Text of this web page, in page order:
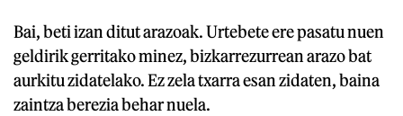
Bai, beti izan ditut arazoak. Urtebete ere pasatu nuen
geldirik gerritako minez, bizkarrezurrean arazo bat
aurkitu zidatelako. Ez zela txarra esan zidaten, baina
zaintza berezia behar nuela.